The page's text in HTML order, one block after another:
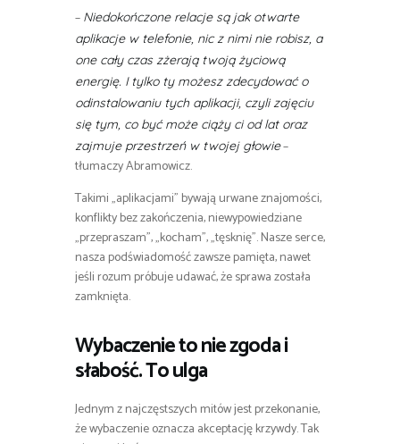
– Niedokończone relacje są jak otwarte
aplikacje w telefonie, nic z nimi nie robisz, a
one cały czas zżerają twoją życiową
energię. I tylko ty możesz zdecydować o
odinstalowaniu tych aplikacji, czyli zajęciu
się tym, co być może ciąży ci od lat oraz
zajmuje przestrzeń w twojej głowie–
tłumaczy Abramowicz.
Takimi „aplikacjami” bywają urwane znajomości,
konflikty bez zakończenia, niewypowiedziane
„przepraszam”, „kocham”, „tęsknię”. Nasze serce,
nasza podświadomość zawsze pamięta, nawet
jeśli rozum próbuje udawać, że sprawa została
zamknięta.
Wybaczenie to nie zgoda i
słabość. To ulga
Jednym z najczęstszych mitów jest przekonanie,
że wybaczenie oznacza akceptację krzywdy. Tak